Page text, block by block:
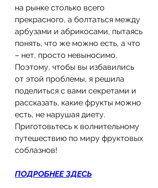
на рынке столько всего
прекрасного, а болтаться между
арбузами и абрикосами, пытаясь
понять, что же можно есть, а что
– нет, просто невыносимо.
Поэтому, чтобы вы избавились
от этой проблемы, я решила
поделиться с вами секретами и
рассказать, какие фрукты можно
есть, не нарушая диету.
Приготовьтесь к волнительному
путешествию по миру фруктовых
соблазнов!
ПОДРОБНЕЕ ЗДЕСЬ